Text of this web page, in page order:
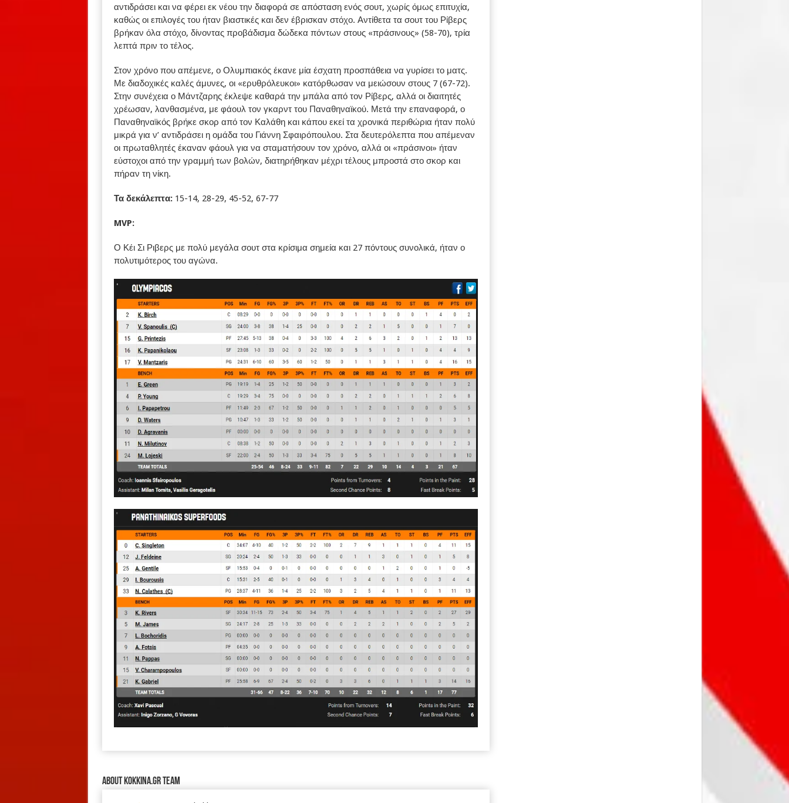
αντιδράσει και να φέρει εκ νέου την διαφορά σε απόσταση ενός σουτ, χωρίς όμως επιτυχία,
καθώς οι επιλογές του ήταν βιαστικές και δεν έβρισκαν στόχο. Αντίθετα τα σουτ του Ρίβερς
βρήκαν όλα στόχο, δίνοντας προβάδισμα δώδεκα πόντων στους «πράσινους» (58-70), τρία
λεπτά πριν το τέλος.
Στον χρόνο που απέμενε, ο Ολυμπιακός έκανε μία έσχατη προσπάθεια να γυρίσει το ματς.
Με διαδοχικές καλές άμυνες, οι «ερυθρόλευκοι» κατόρθωσαν να μειώσουν στους 7 (67-72).
Στην συνέχεια ο Μάντζαρης έκλεψε καθαρά την μπάλα από τον Ρίβερς, αλλά οι διαιτητές
χρέωσαν, λανθασμένα, με φάουλ τον γκαρντ του Παναθηναϊκού. Μετά την επαναφορά, ο
Παναθηναϊκός βρήκε σκορ από τον Καλάθη και κάπου εκεί τα χρονικά περιθώρια ήταν πολύ
μικρά για ν’ αντιδράσει η ομάδα του Γιάννη Σφαιρόπουλου. Στα δευτερόλεπτα που απέμεναν
οι πρωταθλητές έκαναν φάουλ για να σταματήσουν τον χρόνο, αλλά οι «πράσινοι» ήταν
εύστοχοι από την γραμμή των βολών, διατηρήθηκαν μέχρι τέλους μπροστά στο σκορ και
πήραν τη νίκη.
Τα δεκάλεπτα:15-14, 28-29, 45-52, 67-77
MVP:
Ο Κέι Σι Ριβερς με πολύ μεγάλα σουτ στα κρίσιμα σημεία και 27 πόντους συνολικά, ήταν ο
πολυτιμότερος του αγώνα.
About kokkina.gr TEAM